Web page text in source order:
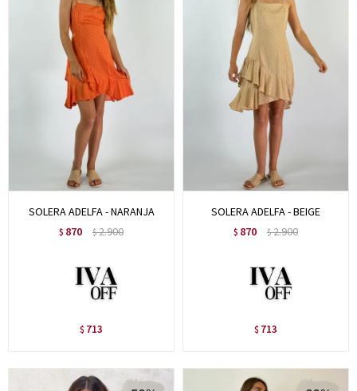
SOLERA ADELFA - NARANJA
$ 870 $2.900
$ 713
SOLERA ADELFA - BEIGE
$ 870 $2.900
$ 713